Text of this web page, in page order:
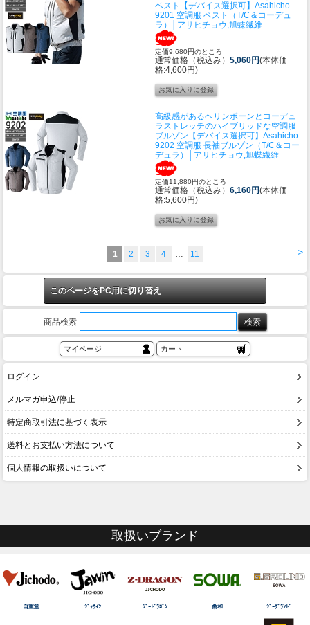
ベスト
【デバイス選択可】Asahicho
9201 空調服 ベスト（T/C＆コーデュ
ラ）│アサヒチョウ,旭蝶繊維
定価9,680円のところ
通常価格（税込み） 5,060円(本体価
格:4,600円)
高級感があるヘリンボーンとコーデュ
ラストレッチのハイブリッドな空調服
ブルゾン 【デバイス選択可】Asahicho
9202 空調服 長袖ブルゾン（T/C＆コー
デュラ）│アサヒチョウ,旭蝶繊維
定価11,880円のところ
通常価格（税込み） 6,160円(本体価
格:5,600円)
>
1 2 3 4 11
このページをPC用に切り替え
商品検索
マイページ カート
ログイン
メルマガ申込/停止
特定商取引法に基づく表示
送料とお支払い方法について
個人情報の取扱いについて
取扱いブランド
自重堂 ｼﾞｬｳｨﾝ ｼﾞｰﾄﾞﾗｺﾞﾝ 桑和 ｼﾞｰｸﾞﾗﾝﾄﾞ